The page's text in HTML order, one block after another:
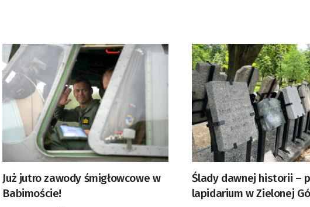
Już jutro zawody śmigłowcowe w
Babimoście!
Ślady dawnej historii –
lapidarium w Zielonej